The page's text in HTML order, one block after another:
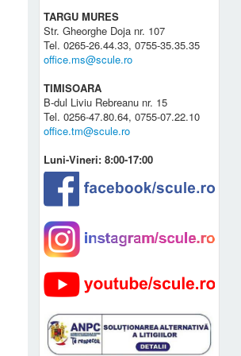
TARGU MURES
Str. Gheorghe Doja nr. 107
Tel. 0265-26.44.33, 0755-35.35.35
office.ms@scule.ro
TIMISOARA
B-dul Liviu Rebreanu nr. 15
Tel. 0256-47.80.64, 0755-07.22.10
office.tm@scule.ro
Luni-Vineri: 8:00-17:00